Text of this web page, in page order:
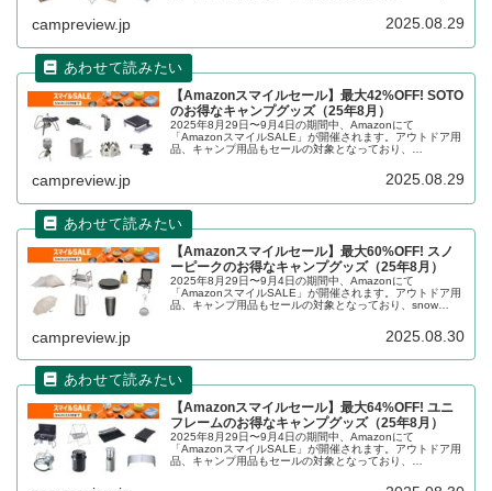
campreview.jp 2025.08.29
【Amazonスマイルセール】最大42%OFF! SOTO
のお得なキャンプグッズ（25年8月）
2025年8月29日〜9月4日の期間中、Amazonにて
「AmazonスマイルSALE」が開催されます。アウトドア用
品、キャンプ用品もセールの対象となっており、
campreview.jp 2025.08.29
【Amazonスマイルセール】最大60%OFF! スノ
ーピークのお得なキャンプグッズ（25年8月）
2025年8月29日〜9月4日の期間中、Amazonにて
「AmazonスマイルSALE」が開催されます。アウトドア用
品、キャンプ用品もセールの対象となっており、snow
campreview.jp 2025.08.30
【Amazonスマイルセール】最大64%OFF! ユニ
フレームのお得なキャンプグッズ（25年8月）
2025年8月29日〜9月4日の期間中、Amazonにて
「AmazonスマイルSALE」が開催されます。アウトドア用
品、キャンプ用品もセールの対象となっており、